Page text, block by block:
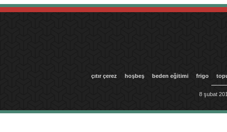
çıtır çerez hoşbeş beden eğitimi frigo
8 şubat